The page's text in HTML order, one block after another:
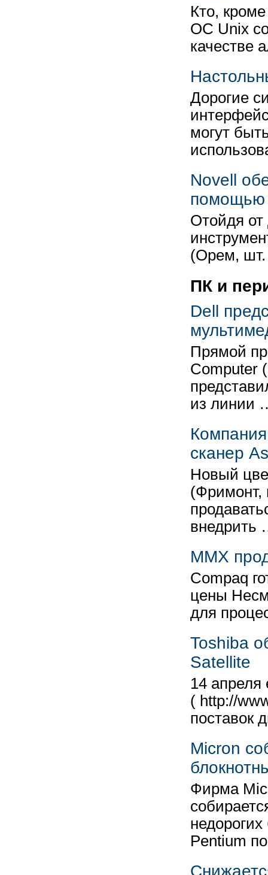
Кто,
ОС Unix
качестве
Дорогие
могут
Novell
помощью
Отойдя от
(Орем, шт.
ПК и
Dell
Прямой
Computer
из линии
сканер
Новый
(Фримонт,
внедрить
MMX
Compaq
цены
для
Toshiba
Satellite
14 апреля
( http://
поставок
Micron
Фирма
Pentium